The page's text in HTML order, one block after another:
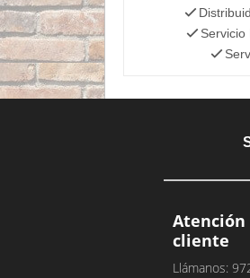
Servicio
Atención
cliente
Llámanos: